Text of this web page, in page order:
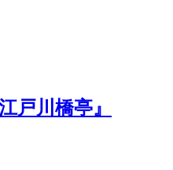
戸川橋亭』